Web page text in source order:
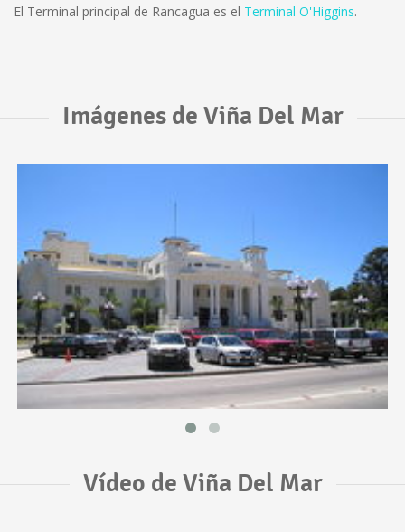
El Terminal principal de Rancagua es el Terminal O'Higgins.
Imágenes de Viña Del Mar
Vídeo de Viña Del Mar